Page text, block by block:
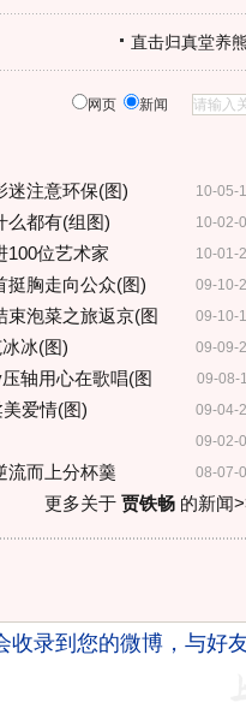
直击归真堂养
网页 新闻
10-05-
迷注意环保(图)
10-02-
么都有(组图)
10-01-
100位艺术家
09-10-
挺胸走向公众(图)
09-10-
束泡菜之旅返京(图
09-09-
冰(图)
09-08-
轴用心在歌唱(图
09-04-
爱情(图)
09-02-
08-07-
流而上分杯羹
更多关于 贾铁畅的新闻